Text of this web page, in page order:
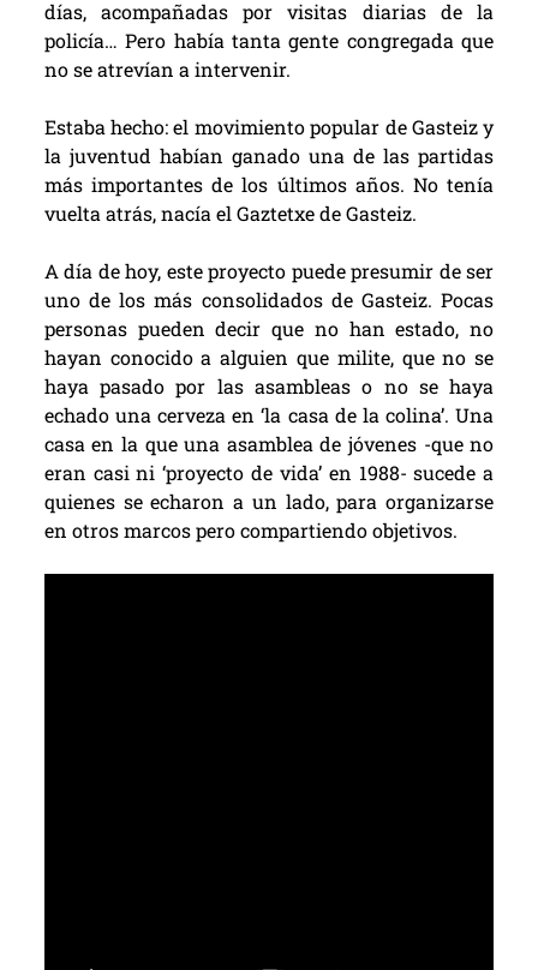
días, acompañadas por visitas diarias de la
policía… Pero había tanta gente congregada que
no se atrevían a intervenir.
Estaba hecho: el movimiento popular de Gasteiz y
la juventud habían ganado una de las partidas
más importantes de los últimos años. No tenía
vuelta atrás, nacía el Gaztetxe de Gasteiz.
A día de hoy, este proyecto puede presumir de ser
uno de los más consolidados de Gasteiz. Pocas
personas pueden decir que no han estado, no
hayan conocido a alguien que milite, que no se
haya pasado por las asambleas o no se haya
echado una cerveza en ‘la casa de la colina’. Una
casa en la que una asamblea de jóvenes -que no
eran casi ni ‘proyecto de vida’ en 1988- sucede a
quienes se echaron a un lado, para organizarse
en otros marcos pero compartiendo objetivos.